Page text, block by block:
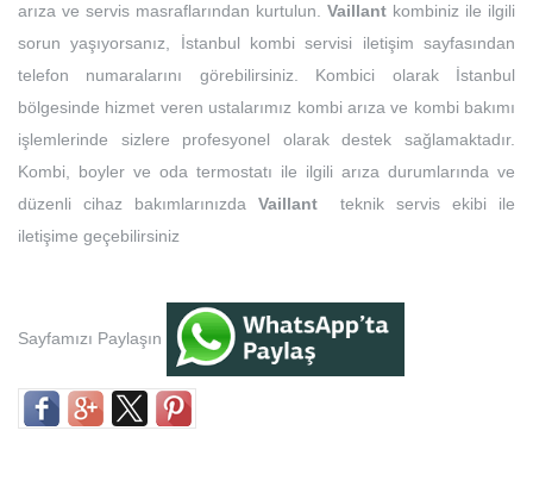
arıza ve servis masraflarından kurtulun. Vaillant kombiniz ile ilgili
sorun yaşıyorsanız, İstanbul kombi servisi iletişim sayfasından
telefon numaralarını görebilirsiniz. Kombici olarak İstanbul
bölgesinde hizmet veren ustalarımız kombi arıza ve kombi bakımı
işlemlerinde sizlere profesyonel olarak destek sağlamaktadır.
Kombi, boyler ve oda termostatı ile ilgili arıza durumlarında ve
düzenli cihaz bakımlarınızda Vaillantteknik servis ekibi ile
iletişime geçebilirsiniz
Sayfamızı Paylaşın